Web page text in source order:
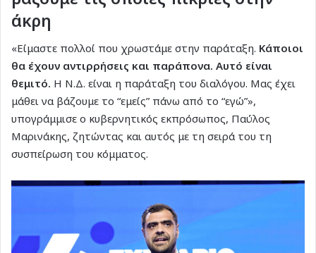
άκρη
«Είμαστε πολλοί που χρωστάμε στην παράταξη. Κάποιοι
θα έχουν αντιρρήσεις και παράπονα. Αυτό είναι
θεμιτό. Η Ν.Δ. είναι η παράταξη του διαλόγου. Μας έχει
μάθει να βάζουμε το “εμείς” πάνω από το “εγώ”»,
υπογράμμισε ο κυβερνητικός εκπρόσωπος, Παύλος
Μαρινάκης, ζητώντας και αυτός με τη σειρά του τη
συσπείρωση του κόμματος.